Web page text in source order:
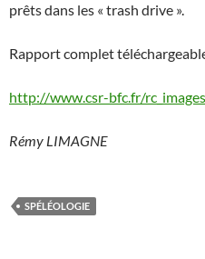
prêts dans les « trash drive ».
Rapport complet
http://www.csr-bfc.fr/
Rémy LIMAGNE
SPÉLÉOLOGIE